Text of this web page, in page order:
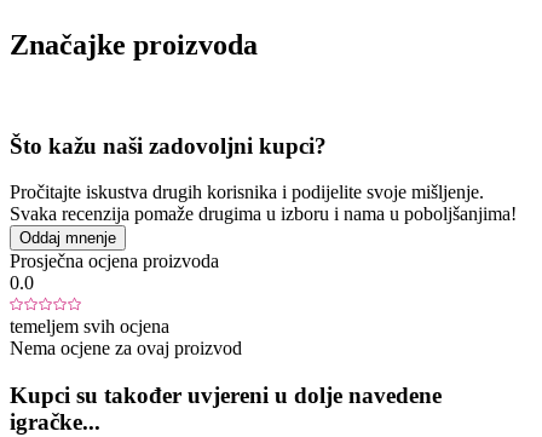
Značajke proizvoda
Što kažu naši zadovoljni kupci?
Pročitajte iskustva drugih korisnika i podijelite svoje mišljenje.
Svaka recenzija pomaže drugima u izboru i nama u poboljšanjima!
Oddaj mnenje
Prosječna ocjena proizvoda
0.0
temeljem svih ocjena
Nema ocjene za ovaj proizvod
Kupci su također uvjereni u dolje navedene
igračke...